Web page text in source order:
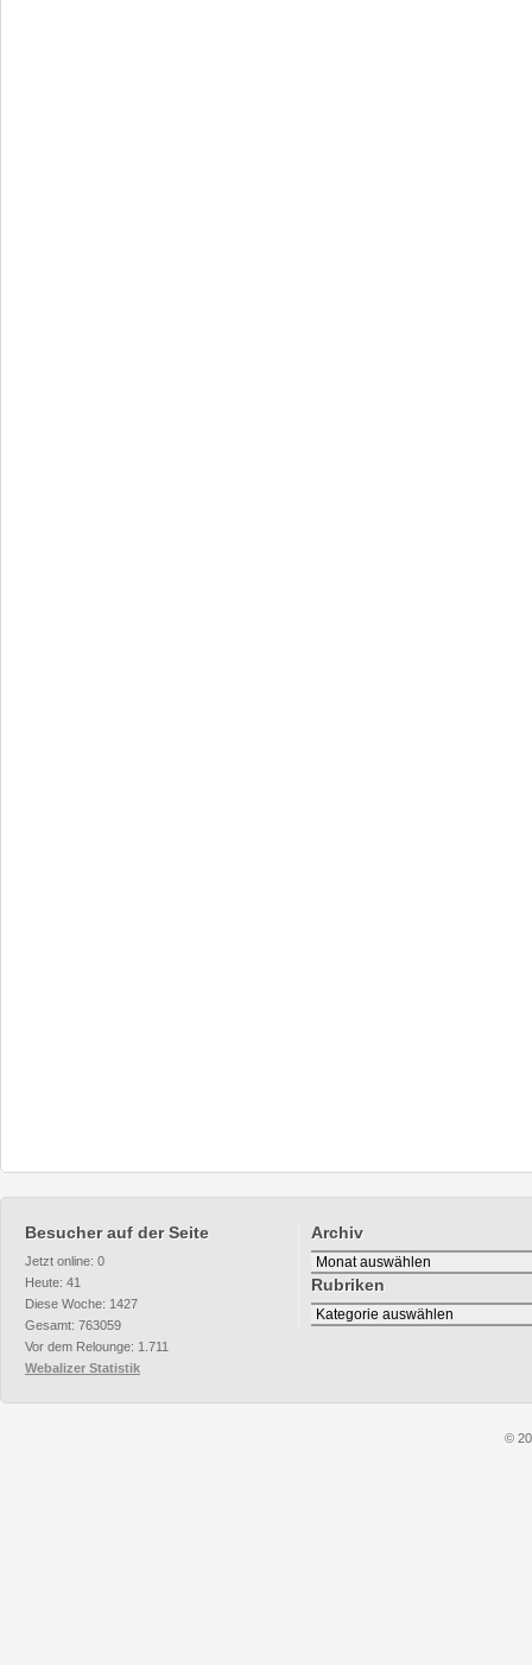
Besucher auf der Seite
Jetzt online: 0
Heute: 41
Diese Woche: 1427
Gesamt: 763059
Vor dem Relounge: 1.711
Webalizer Statistik
Archiv
Archiv
Rubriken
Rubriken
©